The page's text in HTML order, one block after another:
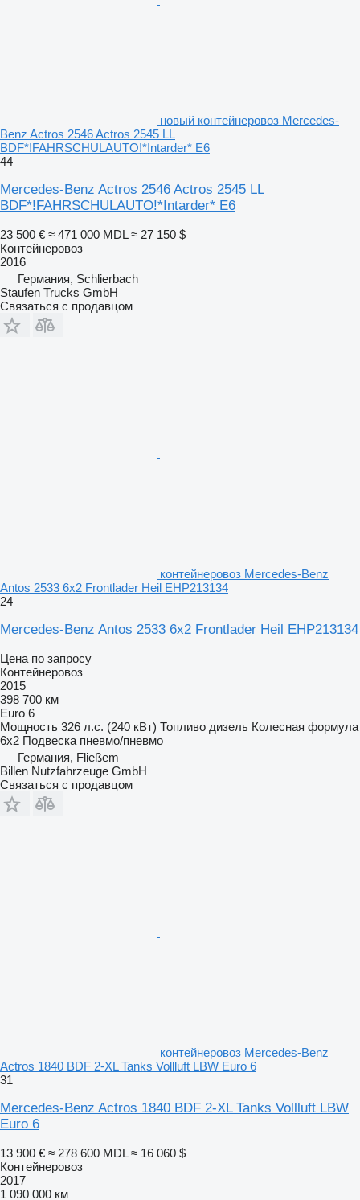
новый контейнеровоз Mercedes-
Benz Actros 2546 Actros 2545 LL
BDF*!FAHRSCHULAUTO!*Intarder* E6
44
Mercedes-Benz Actros 2546 Actros 2545 LL
BDF*!FAHRSCHULAUTO!*Intarder* E6
23 500 € ≈ 471 000 MDL ≈ 27 150 $
Контейнеровоз
2016
Германия, Schlierbach
Staufen Trucks GmbH
Связаться с продавцом
контейнеровоз Mercedes-Benz
Antos 2533 6x2 Frontlader Heil EHP213134
24
Mercedes-Benz Antos 2533 6x2 Frontlader Heil EHP213134
Цена по запросу
Контейнеровоз
2015
398 700 км
Euro 6
Мощность 326 л.с. (240 кВт) Топливо дизель Колесная формула
6x2 Подвеска пневмо/пневмо
Германия, Fließem
Billen Nutzfahrzeuge GmbH
Связаться с продавцом
контейнеровоз Mercedes-Benz
Actros 1840 BDF 2-XL Tanks Vollluft LBW Euro 6
31
Mercedes-Benz Actros 1840 BDF 2-XL Tanks Vollluft LBW
Euro 6
13 900 € ≈ 278 600 MDL ≈ 16 060 $
Контейнеровоз
2017
1 090 000 км